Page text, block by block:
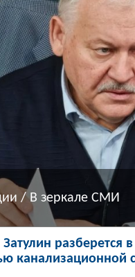
/ В зеркале СМИ
разберется
канализационной